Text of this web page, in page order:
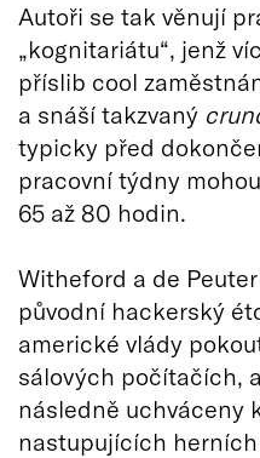
Autoři se tak věnují
„kognitariátu“, jenž
příslib cool
a snáší takzvaný
typicky před
pracovní týdny
65 až 80 hodin.
Witheford a de
původní hackerský
americké vlády
sálových počítačích,
následně uchváceny
nastupujících